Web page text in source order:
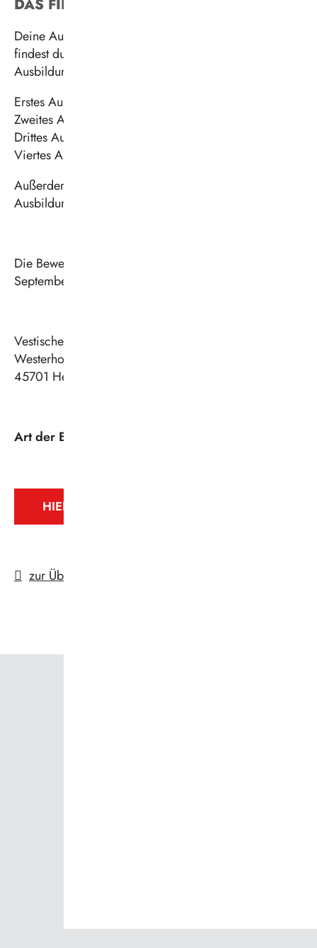
DAS FINANZIELLE
Deine Ausbildung wird nach Tarif vergütet. Hier
findest du die Staffelung der einzelnen
Ausbildungsjahre:
Erstes Ausbildungsjahr: 1.368,26 €
Zweites Ausbildungsjahr: 1.418,20 €
Drittes Ausbildungsjahr: 1.464,02 €
Viertes Ausbildungsjahr: 1.527,59 €
Außerdem: Jahressonderzahlung,
Ausbildungsmittelzuschuss, Abschlussprüfungsprämie
Die Bewerbung für den Ausbildungsbeginn am 1.
September 2027 ist ab sofort möglich.
Vestische Straßenbahnen GmbH
Westerholter Straße 550
45701 Herten
Art der Beschäftigung
HIER GEHT'S ZUR ONLINE-BEWERBUNG
zur Übersicht